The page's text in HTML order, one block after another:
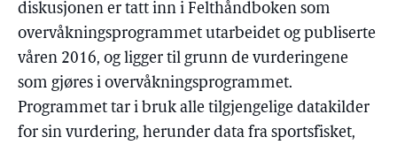
diskusjonen er tatt inn i Felthåndboken som
overvåkningsprogrammet utarbeidet og publiserte
våren 2016, og ligger til grunn de vurderingene
som gjøres i overvåkningsprogrammet.
Programmet tar i bruk alle tilgjengelige datakilder
for sin vurdering, herunder data fra sportsfisket,